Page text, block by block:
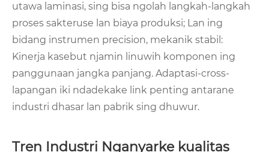
utawa laminasi, sing bisa ngolah langkah-langkah
proses sakteruse lan biaya produksi; Lan ing
bidang instrumen precision, mekanik stabil:
Kinerja kasebut njamin linuwih komponen ing
panggunaan jangka panjang. Adaptasi-cross-
lapangan iki ndadekake link penting antarane
industri dhasar lan pabrik sing dhuwur.
Tren Industri Nganyarke kualitas